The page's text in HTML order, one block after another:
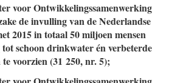
voor Ontwikkelingssamenwerking
de invulling van de Nederlandse
2015 in totaal 50 miljoen mensen
schoon drinkwater én verbeterde
voorzien (31 250, nr. 5);